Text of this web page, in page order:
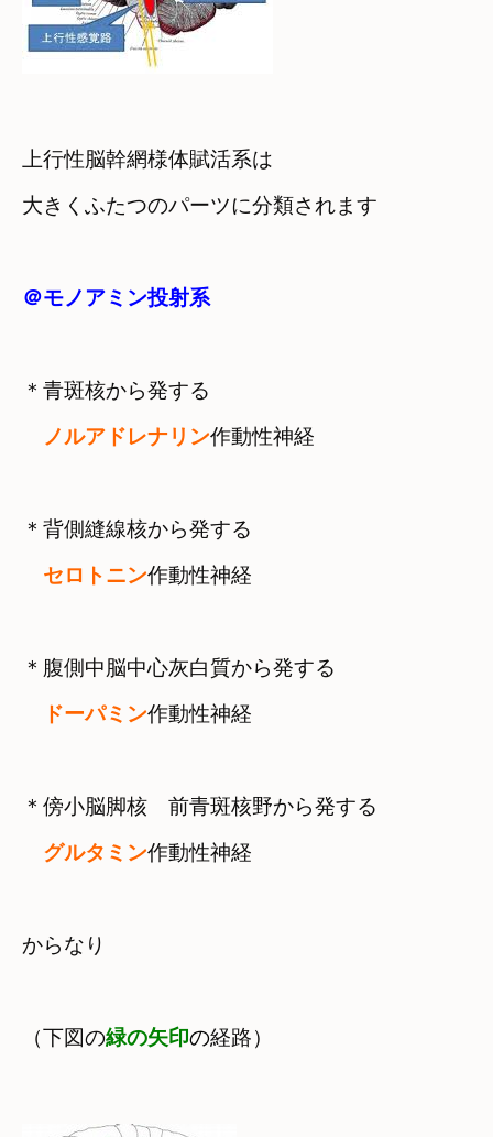
上行性脳幹網様体賦活系は
大きくふたつのパーツに分類されます
＠モノアミン投射系
＊青斑核から発する
ノルアドレナリン作動性神経
＊背側縫線核から発する
セロトニン作動性神経
＊腹側中脳中心灰白質から発する
ドーパミン作動性神経
＊傍小脳脚核　前青斑核野から発する
グルタミン作動性神経
からなり
（下図の緑の矢印の経路）